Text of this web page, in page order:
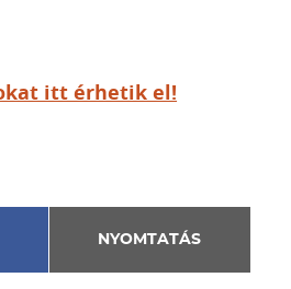
itt érhetik el!
NYOMTATÁS